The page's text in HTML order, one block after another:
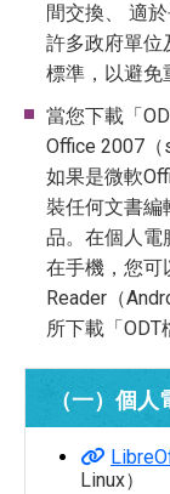
間交換、 適
許多政府單位
標準，以避免
當您下載「
Office 2007
如果是微軟
裝任何文書編
品。在個人電
在手機，您可
Reader（
所下載「ODT
（一）個人
Linux）